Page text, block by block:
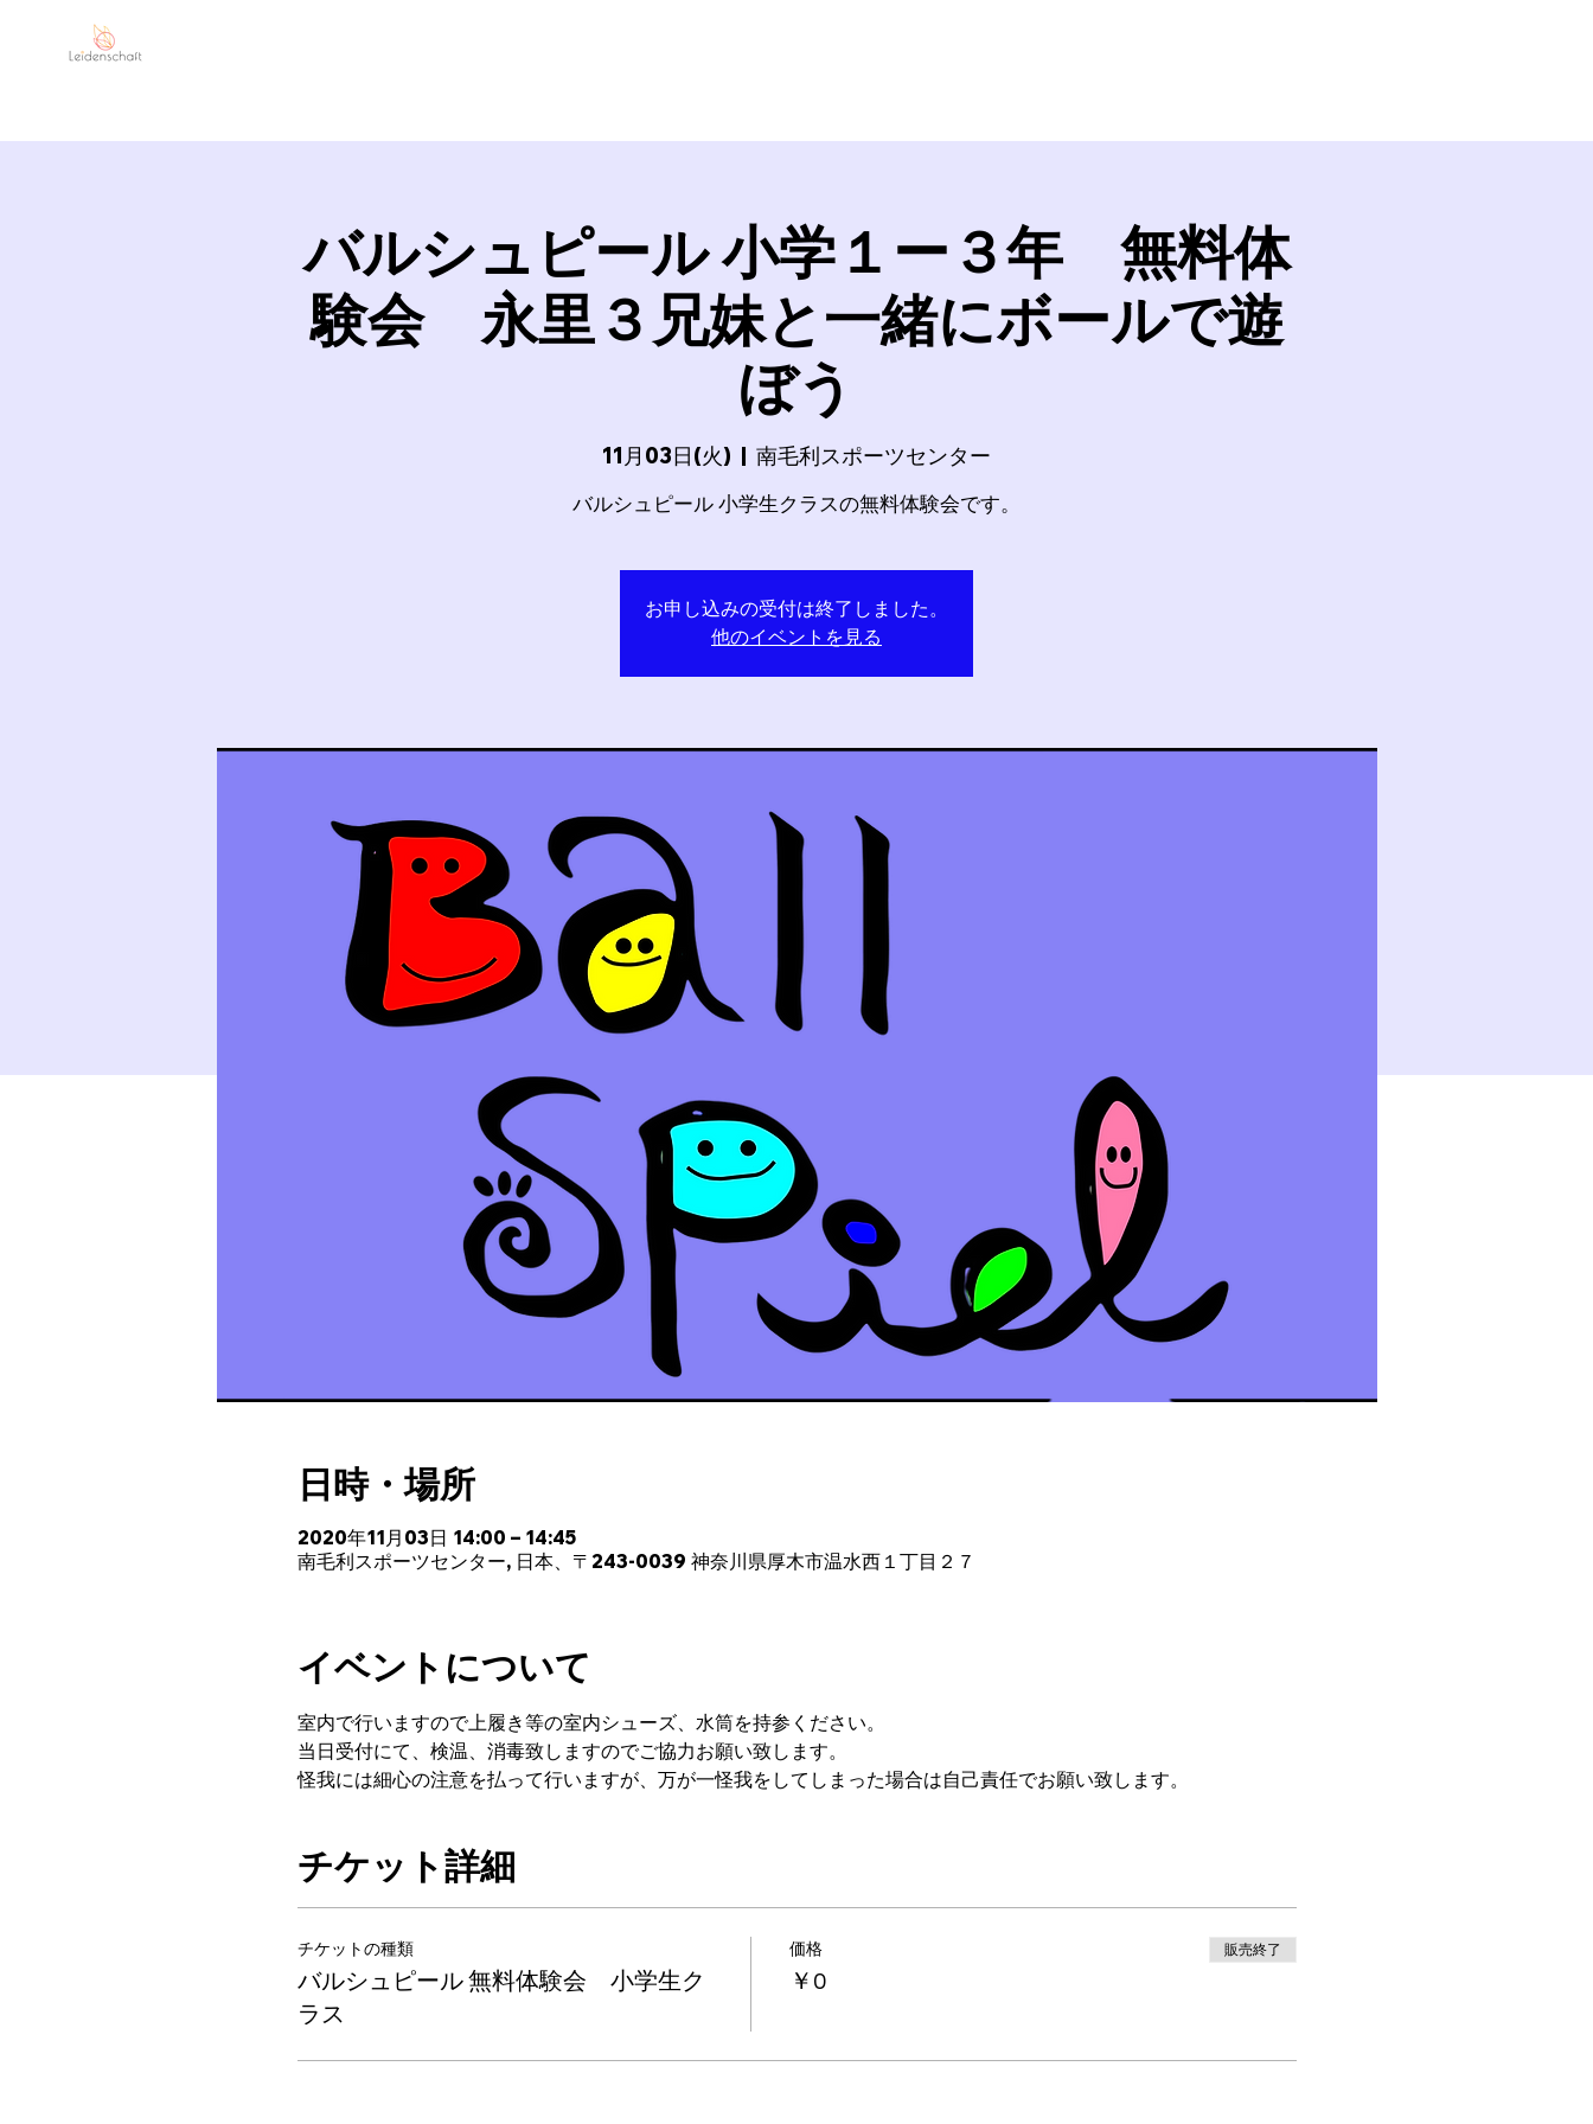
バルシュピール 小学１ー３年 無料体
験会 永里３兄妹と一緒にボールで遊
ぼう
11月03日(火)
  |
南毛利スポーツセンター
バルシュピール 小学生クラスの無料体験会です。
お申し込みの受付は終了しました。
他のイベントを見る
日時・場所
2020年11月03日 14:00 – 14:45
南毛利スポーツセンター, 日本、〒243-0039 神奈川県厚木市温水西１丁目２７
イベントについて
室内で行いますので上履き等の室内シューズ、水筒を持参ください。
当日受付にて、検温、消毒致しますのでご協力お願い致します。
怪我には細心の注意を払って行いますが、万が一怪我をしてしまった場合は自己責任でお願い致します。
チケット詳細
チケットの種類
バルシュピール 無料体験会 小学生ク
ラス
価格
￥0
販売終了